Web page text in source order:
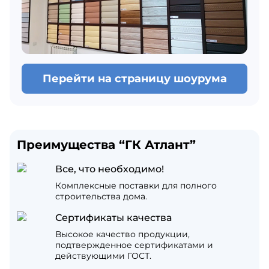
Перейти на страницу шоурума
Преимущества “ГК Атлант”
Все, что необходимо!
Комплексные поставки для полного
строительства дома.
Сертификаты качества
Высокое качество продукции,
подтвержденное сертификатами и
действующими ГОСТ.